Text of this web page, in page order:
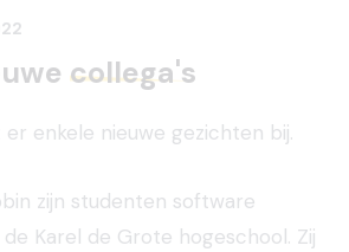
collega's
enkele nieuwe gezichten bij.
zijn studenten software
Karel de Grote hogeschool. Zij